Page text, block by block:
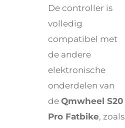
De controller is
volledig
compatibel met
de andere
elektronische
onderdelen van
deQmwheel S20
Pro Fatbike, zoals